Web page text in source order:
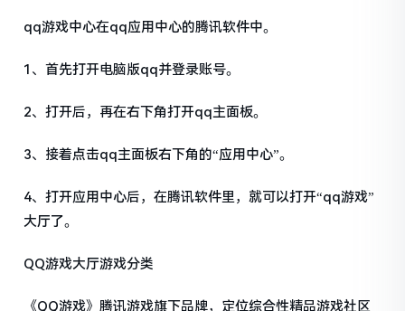
qq游戏中心在qq应用中心的腾讯软件中。
1、首先打开电脑版qq并登录账号。
2、打开后，再在右下角打开qq主面板。
3、接着点击qq主面板右下角的“应用中心”。
4、打开应用中心后，在腾讯软件里，就可以打开“qq游戏”
大厅了。
QQ游戏大厅游戏分类
《QQ游戏》腾讯游戏旗下品牌，定位综合性精品游戏社区